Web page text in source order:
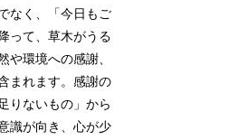
なく、「今日もご
って、草木がうる
や環境への感謝、
まれます。感謝の
りないもの」から
識が向き、心が少